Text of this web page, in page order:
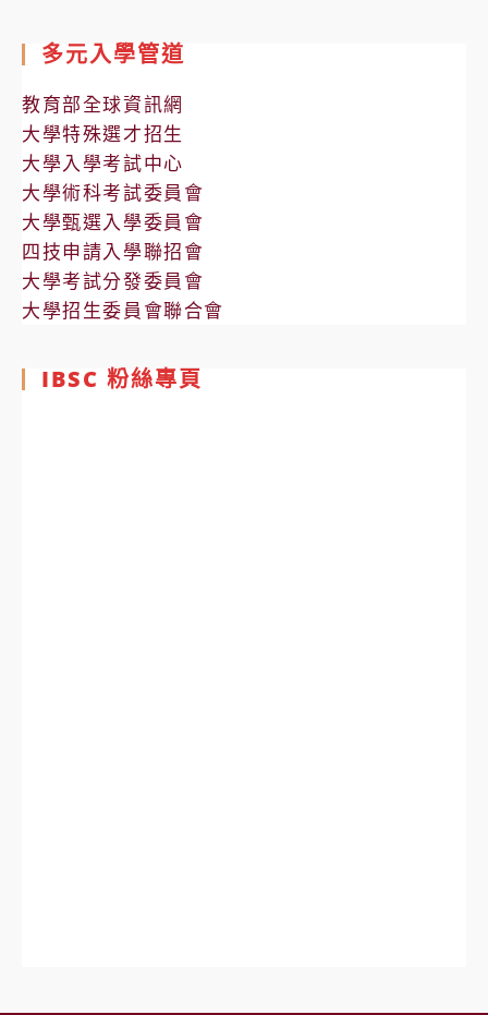
多元入學管道
教育部全球資訊網
大學特殊選才招生
大學入學考試中心
大學術科考試委員會
大學甄選入學委員會
四技申請入學聯招會
大學考試分發委員會
大學招生委員會聯合會
IBSC 粉絲專頁